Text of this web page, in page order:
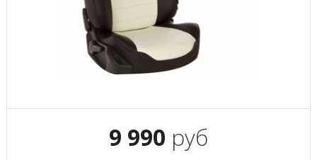
9 990 руб